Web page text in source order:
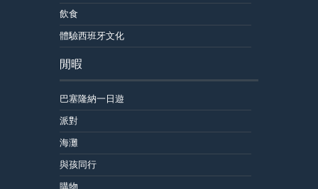
飲食
體驗西班牙文化
閒暇
巴塞隆納一日遊
派對
海灘
與孩同行
購物